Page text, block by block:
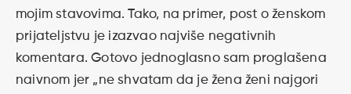
mojim stavovima. Tako, na primer, post o ženskom
prijateljstvu je izazvao najviše negativnih
komentara. Gotovo jednoglasno sam proglašena
naivnom jer „ne shvatam da je žena ženi najgori